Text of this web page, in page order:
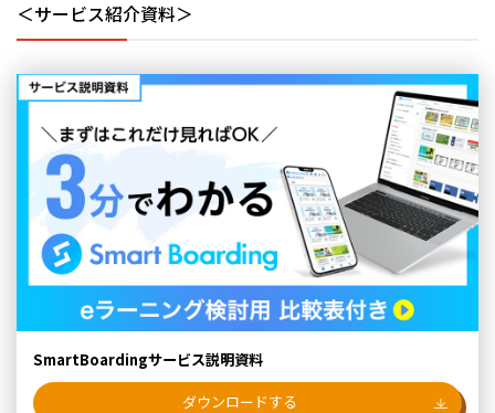
＜サービス紹介資料＞
SmartBoardingサービス説明資料
ダウンロードする